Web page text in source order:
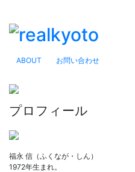
ABOUT お問い合わせ
プロフィール
福永 信（ふくなが・しん）
1972年生まれ。